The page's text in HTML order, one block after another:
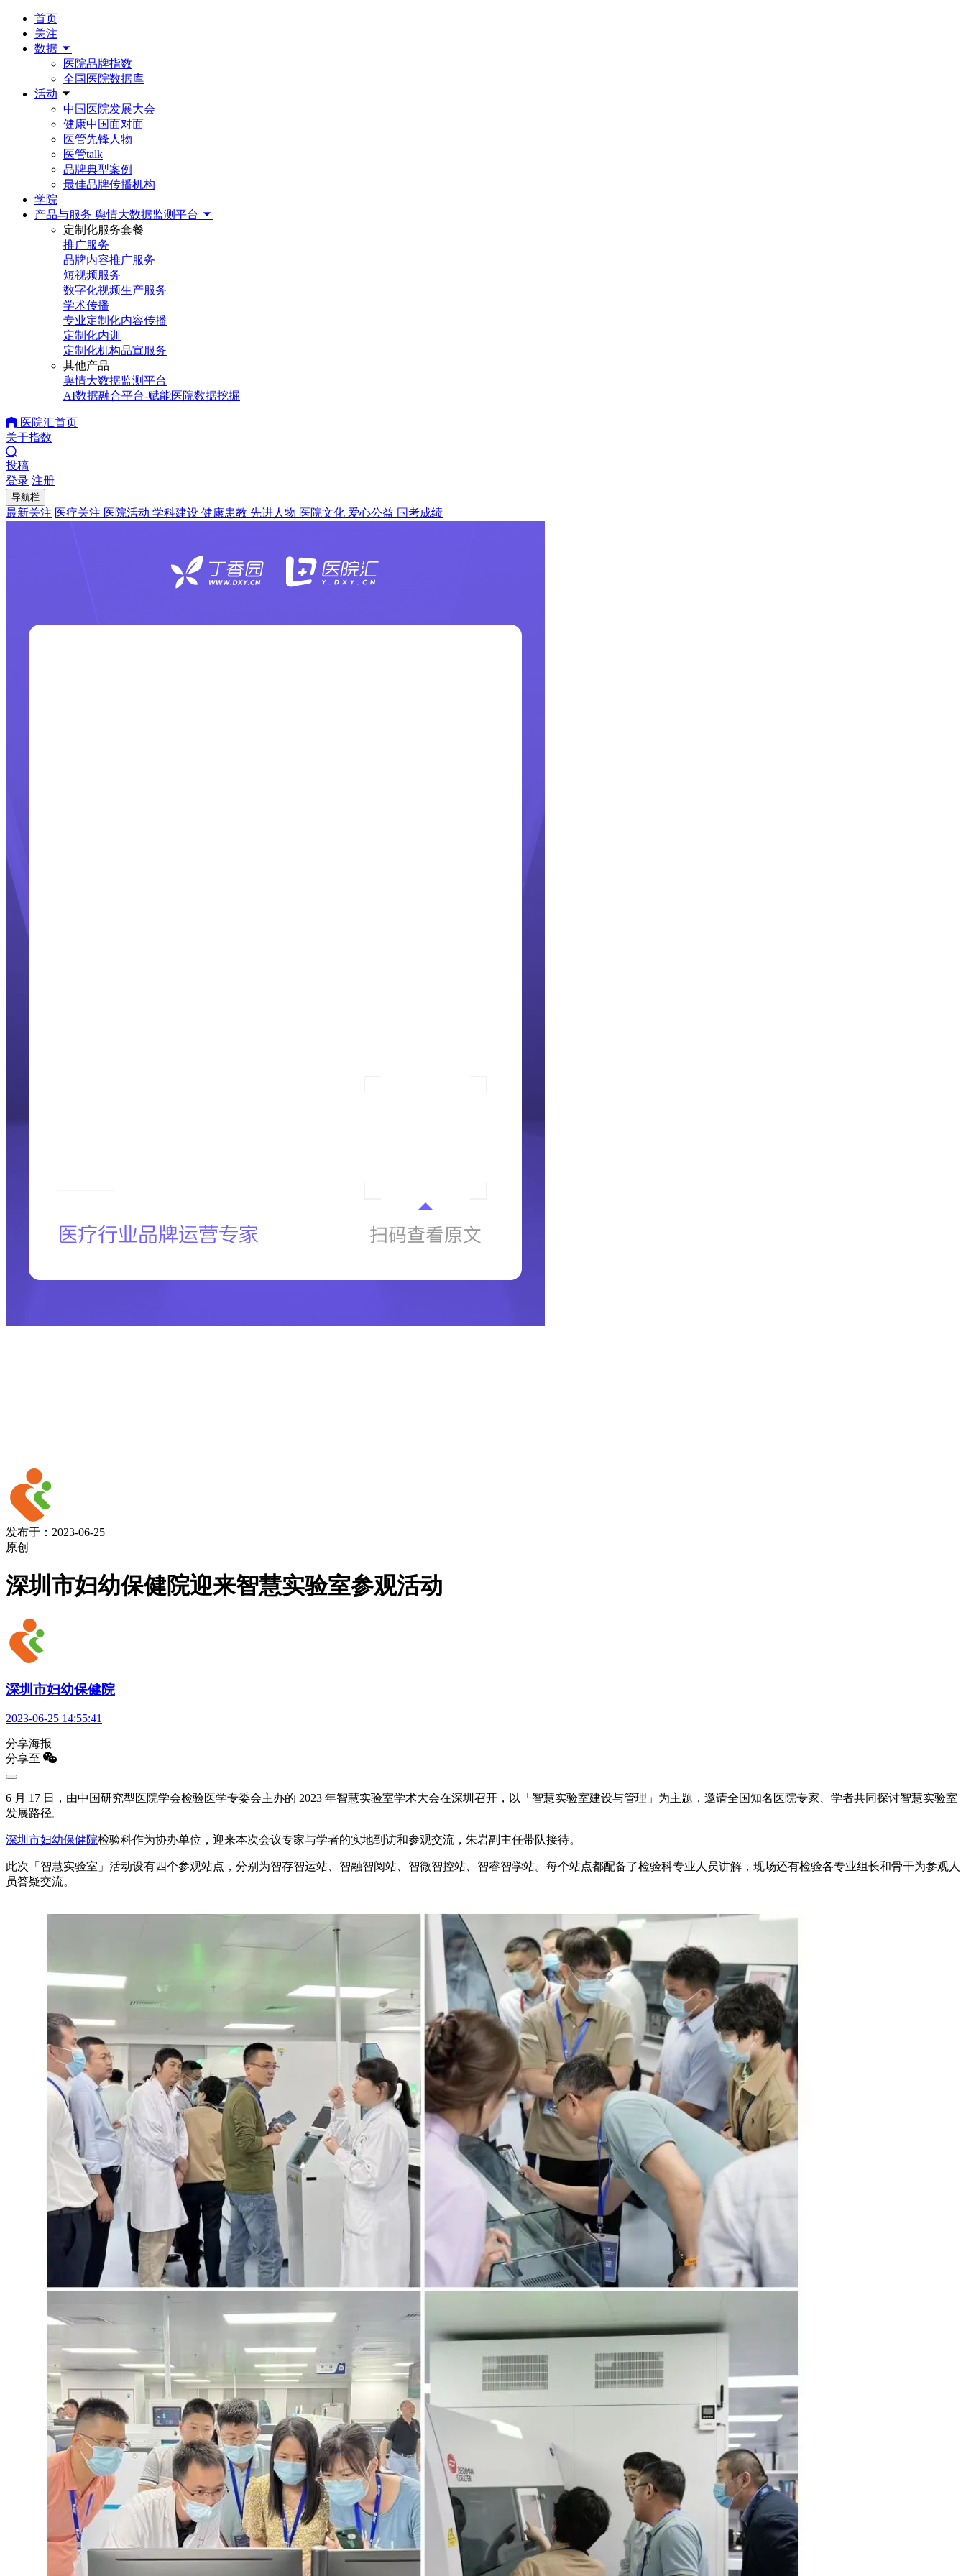
首页
关注
数据
医院品牌指数
全国医院数据库
活动
中国医院发展大会
健康中国面对面
医管先锋人物
医管talk
品牌典型案例
最佳品牌传播机构
学院
产品与服务 舆情大数据监测平台
定制化服务套餐
推广服务
品牌内容推广服务
短视频服务
数字化视频生产服务
学术传播
专业定制化内容传播
定制化内训
定制化机构品宣服务
其他产品
舆情大数据监测平台
AI数据融合平台-赋能医院数据挖掘
医院汇首页
关于指数
投稿
登录 注册
导航栏
最新关注 医疗关注 医院活动 学科建设 健康患教 先进人物 医院文化 爱心公益 国考成绩
发布于：2023-06-25
原创
深圳市妇幼保健院迎来智慧实验室参观活动
深圳市妇幼保健院
2023-06-25 14:55:41
分享海报
分享至
6 月 17 日，由中国研究型医院学会检验医学专委会主办的 2023 年智慧实验室学术大会在深圳召开，以「智慧实验室建设与管理」为主题，邀请全国知名医院专家、学者共同探讨智慧实验室
发展路径。
深圳市妇幼保健院检验科作为协办单位，迎来本次会议专家与学者的实地到访和参观交流，朱岩副主任带队接待。
此次「智慧实验室」活动设有四个参观站点，分别为智存智运站、智融智阅站、智微智控站、智睿智学站。每个站点都配备了检验科专业人员讲解，现场还有检验各专业组长和骨干为参观人
员答疑交流。